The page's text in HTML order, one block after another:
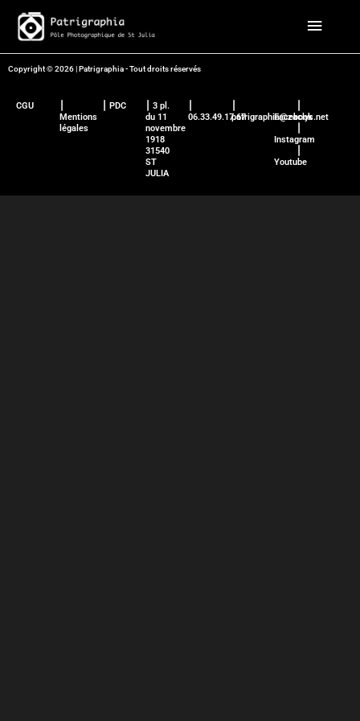
contenu
Menu
Copyright © 2026 | Patrigraphia - Tout droits réservés
CGU
Mentions
légales
⎮ PDC
⎮ 3 pl.
du 11
novembre
1918
31540
ST
JULIA
06.33.49.17.67patrigraphia@zaclys.net
Facebook
Instagram
Youtube